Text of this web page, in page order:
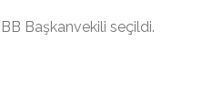
Başkanvekili seçildi.